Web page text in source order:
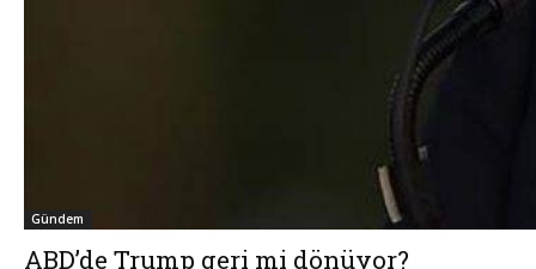
Gündem
ABD’de Trump geri mi dönüyor?